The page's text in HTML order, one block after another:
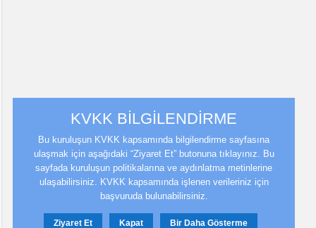
KVKK BİLGİLENDİRME
Bu kuruluşun KVKK kapsamında bilgilendirme sayfasına
ulaşmak için aşağıdaki “Ziyaret Et” butonuna tıklayınız. Bu
sayfada kuruluşun politikalarına ve aydınlatma metinlerine
ulaşabilirsiniz. KVKK kapsamında işlenen verileriniz için
başvuruda bulunabilirsiniz.
Ziyaret Et Kapat Bir Daha Gösterme